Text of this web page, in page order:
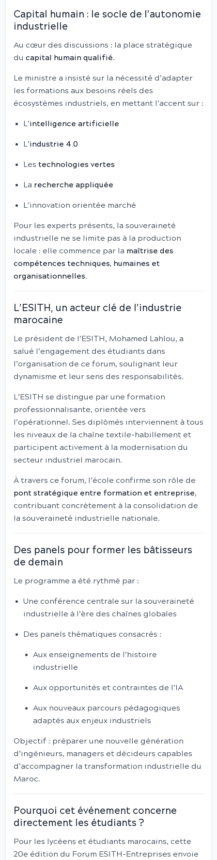
Capital humain : le socle de l’autonomie
industrielle
Au cœur des discussions : la place stratégique
du capital humain qualifié.
Le ministre a insisté sur la nécessité d’adapter
les formations aux besoins réels des
écosystèmes industriels, en mettant l’accent sur :
L’intelligence artificielle
L’industrie 4.0
Les technologies vertes
La recherche appliquée
L’innovation orientée marché
Pour les experts présents, la souveraineté
industrielle ne se limite pas à la production
locale : elle commence par la maîtrise des
compétences techniques, humaines et
organisationnelles.
L’ESITH, un acteur clé de l’industrie
marocaine
Le président de l’ESITH, Mohamed Lahlou, a
salué l’engagement des étudiants dans
l’organisation de ce forum, soulignant leur
dynamisme et leur sens des responsabilités.
L’ESITH se distingue par une formation
professionnalisante, orientée vers
l’opérationnel. Ses diplômés interviennent à tous
les niveaux de la chaîne textile-habillement et
participent activement à la modernisation du
secteur industriel marocain.
À travers ce forum, l’école confirme son rôle de
pont stratégique entre formation et entreprise,
contribuant concrètement à la consolidation de
la souveraineté industrielle nationale.
Des panels pour former les bâtisseurs
de demain
Le programme a été rythmé par :
Une conférence centrale sur la souveraineté
industrielle à l’ère des chaînes globales
Des panels thématiques consacrés :
Aux enseignements de l’histoire
industrielle
Aux opportunités et contraintes de l’IA
Aux nouveaux parcours pédagogiques
adaptés aux enjeux industriels
Objectif : préparer une nouvelle génération
d’ingénieurs, managers et décideurs capables
d’accompagner la transformation industrielle du
Maroc.
Pourquoi cet événement concerne
directement les étudiants ?
Pour les lycéens et étudiants marocains, cette
20e édition du Forum ESITH-Entreprises envoie